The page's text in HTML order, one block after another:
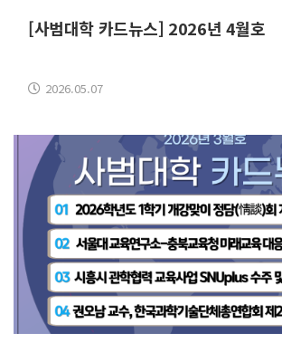
[사범대학 카드뉴스] 2026년 4월호
2026.05.07